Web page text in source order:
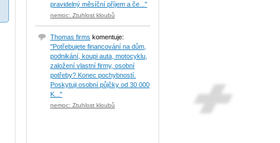
pravidelný měsíční příjem a če..."
nemoc: Ztuhlost kloubů
Thomas firms komentuje:
"Potřebujete financování na dům,
podnikání, koupi auta, motocyklu,
založení vlastní firmy, osobní
potřeby? Konec pochybností.
Poskytuji osobní půjčky od 30 000
K..."
nemoc: Ztuhlost kloubů